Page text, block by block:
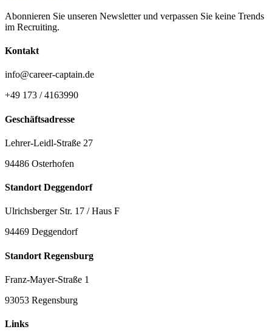
Abonnieren Sie unseren Newsletter und verpassen Sie keine Trends
im Recruiting.
Kontakt
info@career-captain.de
+49 173 / 4163990
Geschäftsadresse
Lehrer-Leidl-Straße 27
94486 Osterhofen
Standort Deggendorf
Ulrichsberger Str. 17 / Haus F
94469 Deggendorf
Standort Regensburg
Franz-Mayer-Straße 1
93053 Regensburg
Links